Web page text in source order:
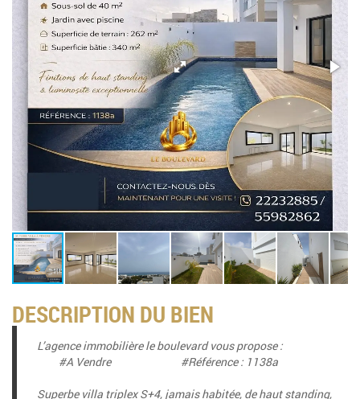
DESCRIPTION DU BIEN
L’agence immobilière le boulevard vous propose :
#A Vendre #Référence : 1138a
Superbe villa triplex S+4, jamais habitée, de haut standing,